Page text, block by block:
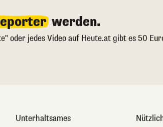
werden.
oder jedes Video auf Heute.at gibt es 50
Unterhaltsames